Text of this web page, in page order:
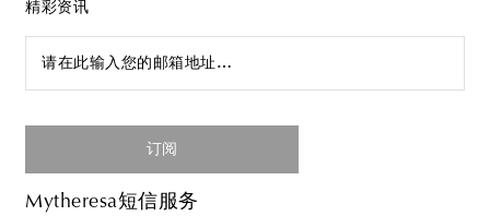
精彩资讯
请在此输入您的邮箱地址…
订阅
Mytheresa短信服务